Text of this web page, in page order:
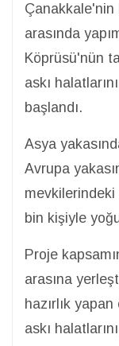
Çanakkale'nin
arasında
Köprüsü'nün
askı
başlandı.
Asya
Avrupa
bin kişiyle
Proje
arasına
hazırlık
askı